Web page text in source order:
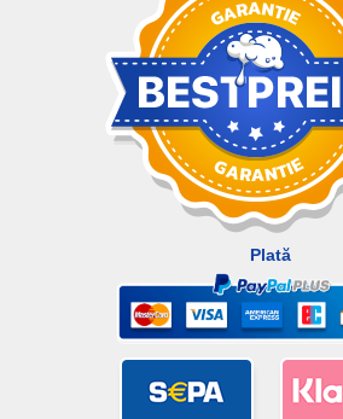
Plată